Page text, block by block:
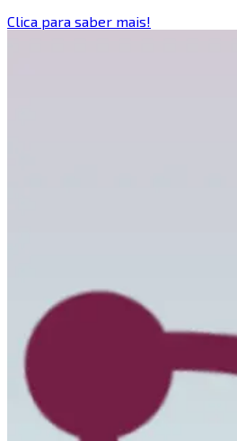
Clica para saber mais!